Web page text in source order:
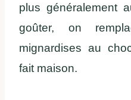
plus généralement
goûter, on
mignardises au
fait maison.